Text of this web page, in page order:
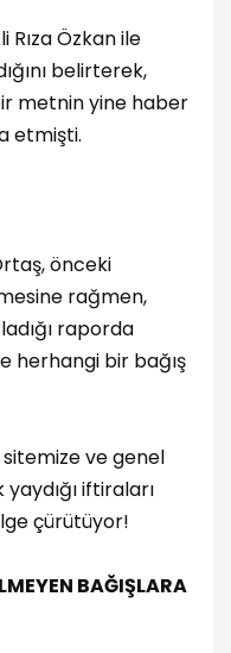
Rıza Özkan ile
belirterek,
metnin yine haber
etmişti.
önceki
rağmen,
raporda
herhangi bir bağış
sitemize ve genel
iftiraları
çürütüyor!
BAĞIŞLARA